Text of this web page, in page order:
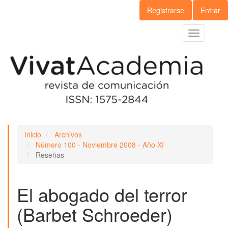
lateral
Registrarse Entrar
Toggle
navigation
Inicio
Archivos
Número 100 - Noviembre 2008 - Año XI
Reseñas
El abogado del terror
(Barbet Schroeder)